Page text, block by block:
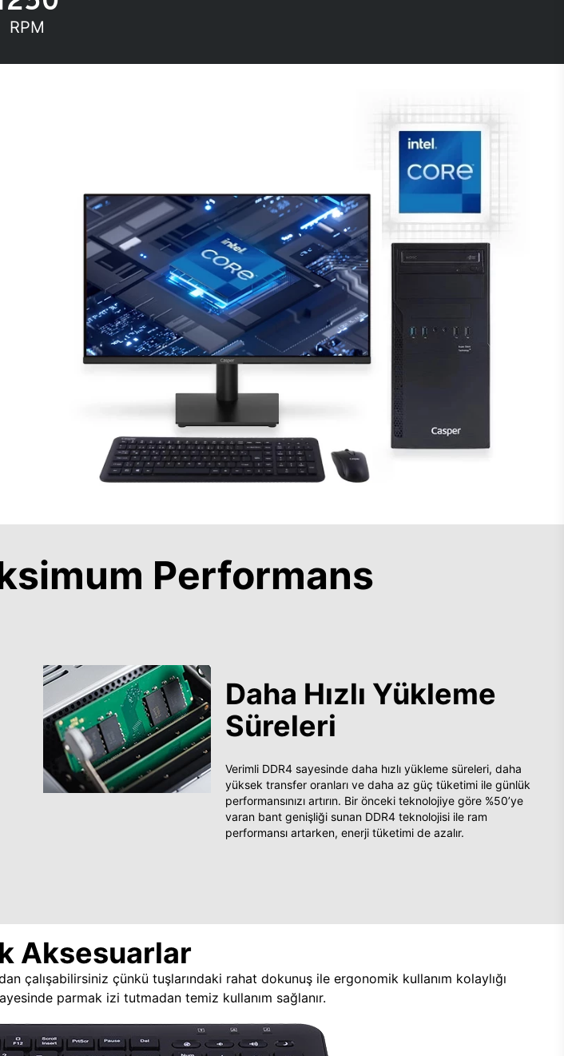
RPM
Performans
Daha Hızlı Yükleme
Süreleri
Verimli DDR4 sayesinde daha hızlı yükleme süreleri, daha
yüksek transfer oranları ve daha az güç tüketimi ile günlük
performansınızı artırın. Bir önceki teknolojiye göre %50’ye
varan bant genişliği sunan DDR4 teknolojisi ile ram
performansı artarken, enerji tüketimi de azalır.
Aksesuarlar
çalışabilirsiniz çünkü tuşlarındaki rahat dokunuş ile ergonomik kullanım kolaylığı
parmak izi tutmadan temiz kullanım sağlanır.